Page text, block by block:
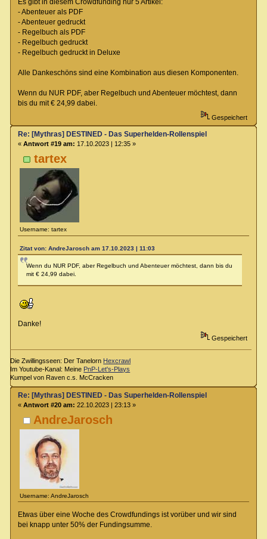
- Abenteuer als PDF
- Abenteuer gedruckt
- Regelbuch als PDF
- Regelbuch gedruckt
- Regelbuch gedruckt in Deluxe
Alle Dankeschöns sind eine Kombination aus diesen Komponenten.
Wenn du NUR PDF, aber Regelbuch und Abenteuer möchtest, dann
bis du mit € 24,99 dabei.
Gespeichert
tartex
Username: tartex
Re: [Mythras] DESTINED - Das Superhelden-Rollenspiel
« Antwort #19 am: 17.10.2023 | 12:35 »
Zitat von: AndreJarosch am 17.10.2023 | 11:03
Wenn du NUR PDF, aber Regelbuch und Abenteuer möchtest, dann bis du
mit € 24,99 dabei.
Danke!
Gespeichert
Die Zwillingsseen: Der Tanelorn Hexcrawl
Im Youtube-Kanal: Meine PnP-Let's-Plays
Kumpel von Raven c.s. McCracken
AndreJarosch
Username: AndreJarosch
Re: [Mythras] DESTINED - Das Superhelden-Rollenspiel
« Antwort #20 am: 22.10.2023 | 23:13 »
Etwas über eine Woche des Crowdfundings ist vorüber und wir sind
bei knapp unter 50% der Fundingsumme.